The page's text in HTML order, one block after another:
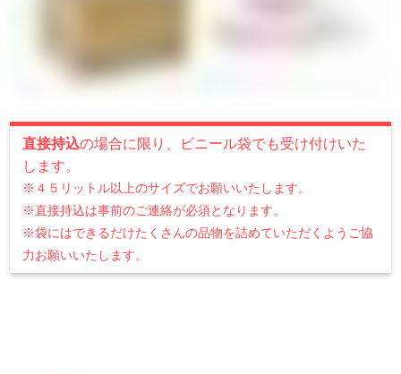
直接持込の場合に限り、ビニール袋でも受け付けいた
します。
※４５リットル以上のサイズでお願いいたします。
※直接持込は事前のご連絡が必須となります。
※袋にはできるだけたくさんの品物を詰めていただくようご協
力お願いいたします。